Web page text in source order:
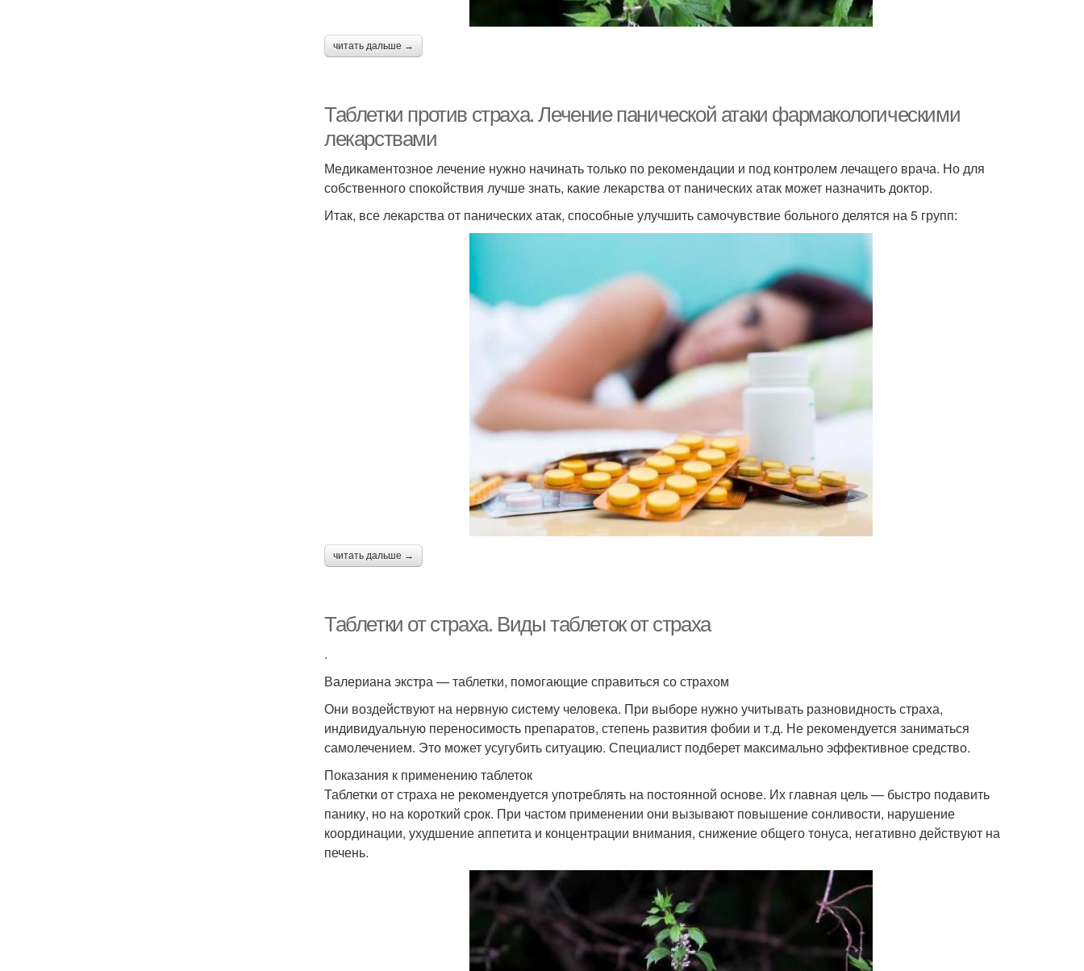
читать дальше →
Таблетки против страха. Лечение панической атаки фармакологическими
лекарствами
Медикаментозное лечение нужно начинать только по рекомендации и под контролем лечащего врача. Но для
собственного спокойствия лучше знать, какие лекарства от панических атак может назначить доктор.
Итак, все лекарства от панических атак, способные улучшить самочувствие больного делятся на 5 групп:
читать дальше →
Таблетки от страха. Виды таблеток от страха
.
Валериана экстра — таблетки, помогающие справиться со страхом
Они воздействуют на нервную систему человека. При выборе нужно учитывать разновидность страха,
индивидуальную переносимость препаратов, степень развития фобии и т.д. Не рекомендуется заниматься
самолечением. Это может усугубить ситуацию. Специалист подберет максимально эффективное средство.
Показания к применению таблеток
Таблетки от страха не рекомендуется употреблять на постоянной основе. Их главная цель — быстро подавить
панику, но на короткий срок. При частом применении они вызывают повышение сонливости, нарушение
координации, ухудшение аппетита и концентрации внимания, снижение общего тонуса, негативно действуют на
печень.